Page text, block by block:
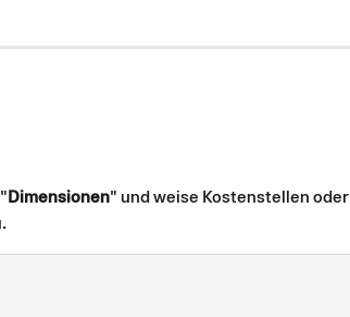
Dimensionen" und weise Kostenstellen oder